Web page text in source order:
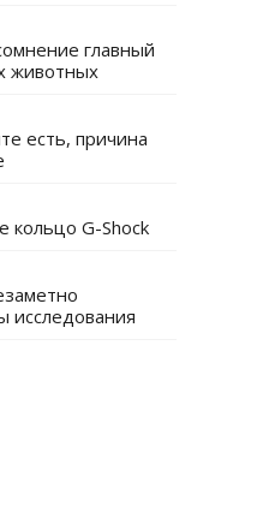
главный
животных
есть, причина
кольцо G-Shock
исследования